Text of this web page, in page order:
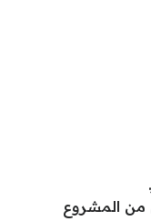
من المشروع